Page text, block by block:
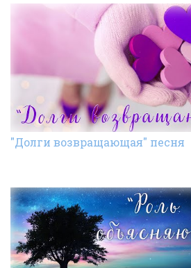
"Долги возвращающая" песня